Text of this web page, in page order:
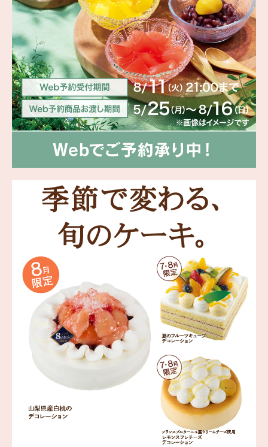
岳や末広がりを意味す
つ時」という意味を込
。雄大な八ヶ岳山麓の自
れる、こだわりのスイー
海外 Overseas shops
Malaysia
UAE
Thailand